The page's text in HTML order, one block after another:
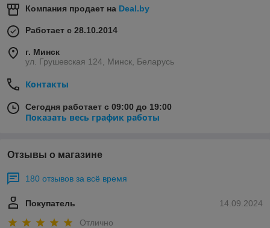
Компания продает на Deal.by
Работает с 28.10.2014
г. Минск
ул. Грушевская 124, Минск, Беларусь
Контакты
Сегодня работает с 09:00 до 19:00
Показать весь график работы
Отзывы о магазине
180 отзывов за всё время
14.09.2024
Покупатель
Отлично